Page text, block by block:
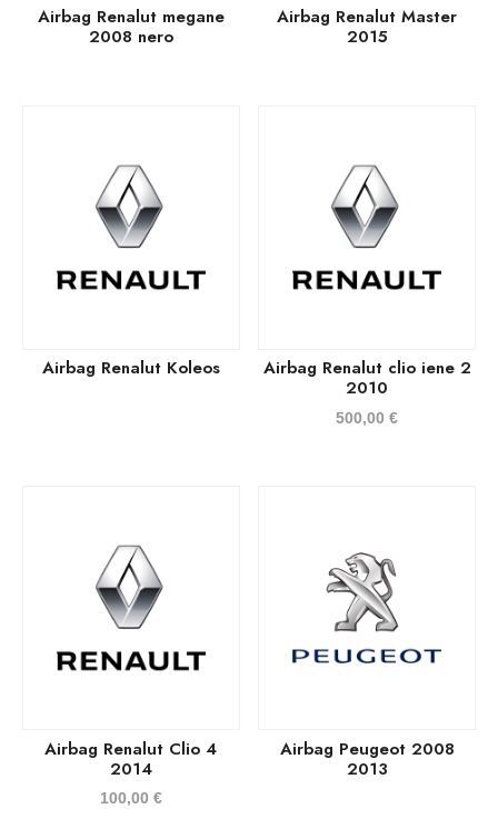
Airbag Renalut megane
2008 nero
Airbag Renalut Master
2015
Airbag Renalut Koleos
Airbag Renalut clio iene 2
2010
500,00€
Airbag Renalut Clio 4
2014
100,00 €
Airbag Peugeot 2008
2013